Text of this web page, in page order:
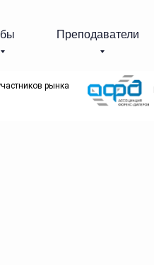
Преподаватели
рынка